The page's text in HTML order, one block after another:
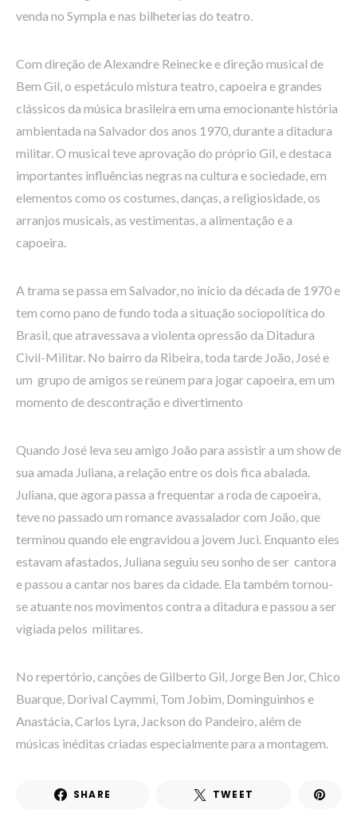
venda no Sympla e nas bilheterias do teatro.
Com direção de Alexandre Reinecke e direção musical de
Bem Gil, o espetáculo mistura teatro, capoeira e grandes
clássicos da música brasileira em uma emocionante história
ambientada na Salvador dos anos 1970, durante a ditadura
militar. O musical teve aprovação do próprio Gil, e destaca
importantes influências negras na cultura e sociedade, em
elementos como os costumes, danças, a religiosidade, os
arranjos musicais, as vestimentas, a alimentação e a
capoeira.
A trama se passa em Salvador, no início da década de 1970 e
tem como pano de fundo toda a situação sociopolítica do
Brasil, que atravessava a violenta opressão da Ditadura
Civil-Militar. No bairro da Ribeira, toda tarde João, José e
um grupo de amigos se reúnem para jogar capoeira, em um
momento de descontração e divertimento
Quando José leva seu amigo João para assistir a um show de
sua amada Juliana, a relação entre os dois fica abalada.
Juliana, que agora passa a frequentar a roda de capoeira,
teve no passado um romance avassalador com João, que
terminou quando ele engravidou a jovem Juci. Enquanto eles
estavam afastados, Juliana seguiu seu sonho de ser cantora
e passou a cantar nos bares da cidade. Ela também tornou-
se atuante nos movimentos contra a ditadura e passou a ser
vigiada pelos militares.
No repertório, canções de Gilberto Gil, Jorge Ben Jor, Chico
Buarque, Dorival Caymmi, Tom Jobim, Dominguinhos e
Anastácia, Carlos Lyra, Jackson do Pandeiro, além de
músicas inéditas criadas especialmente para a montagem.
SHARE TWEET